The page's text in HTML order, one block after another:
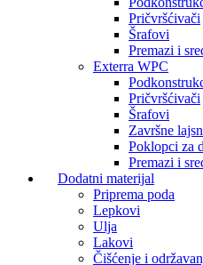
Pričvršćivači
Šrafovi
Premazi i
Exterra WPC
Pričvršćivači
Šrafovi
Završne
Poklopci za
Premazi i
Dodatni materijal
Priprema poda
Lepkovi
Ulja
Lakovi
Čišćenje i